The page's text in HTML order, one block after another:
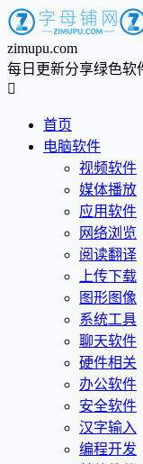
zimupu.com
每日更新分享绿色软

首页
电脑软件
视频软件
媒体播放
应用软件
网络浏览
阅读翻译
上传下载
图形图像
系统工具
聊天软件
硬件相关
办公软件
安全软件
汉字输入
编程开发